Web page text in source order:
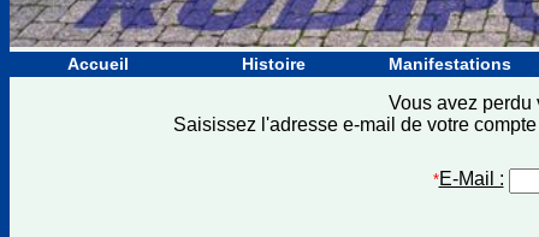
Accueil Histoire Manifestations
Vous avez perdu
Saisissez l'adresse e-mail de votre
*E-Mail :